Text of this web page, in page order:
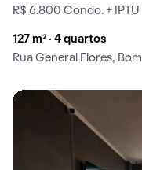
R$ 6.800 Condo. + IPTU
127 m² · 4 quartos
Rua General Flores,